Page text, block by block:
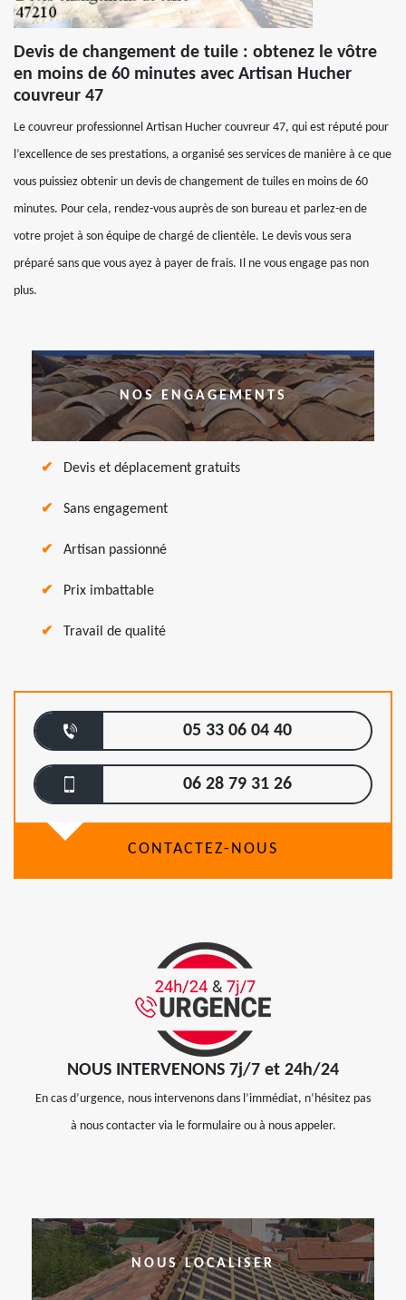
Devis de changement de tuile : obtenez le vôtre
en moins de 60 minutes avec Artisan Hucher
couvreur 47
Le couvreur professionnel Artisan Hucher couvreur 47, qui est réputé pour
l’excellence de ses prestations, a organisé ses services de manière à ce que
vous puissiez obtenir un devis de changement de tuiles en moins de 60
minutes. Pour cela, rendez-vous auprès de son bureau et parlez-en de
votre projet à son équipe de chargé de clientèle. Le devis vous sera
préparé sans que vous ayez à payer de frais. Il ne vous engage pas non
plus.
NOS ENGAGEMENTS
Devis et déplacement gratuits
Sans engagement
Artisan passionné
Prix imbattable
Travail de qualité
05 33 06 04 40
06 28 79 31 26
CONTACTEZ-NOUS
NOUS INTERVENONS 7j/7 et 24h/24
En cas d’urgence, nous intervenons dans l’immédiat, n’hésitez pas
à nous contacter via le formulaire ou à nous appeler.
NOUS LOCALISER